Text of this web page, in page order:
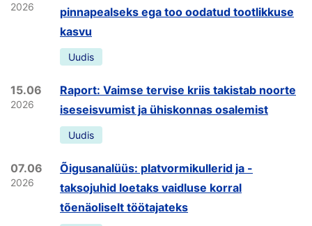
2026
pinnapealseks ega too oodatud tootlikkuse
kasvu
Uudis
15.06
2026
Raport: Vaimse tervise kriis takistab noorte
iseseisvumist ja ühiskonnas osalemist
Uudis
07.06
2026
Õigusanalüüs: platvormikullerid ja -
taksojuhid loetaks vaidluse korral
tõenäoliselt töötajateks